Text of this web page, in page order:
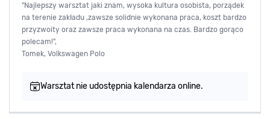
"Najlepszy warsztat jaki znam, wysoka kultura osobista, porządek
na terenie zakładu ,zawsze solidnie wykonana praca, koszt bardzo
przyzwoity oraz zawsze praca wykonana na czas. Bardzo gorąco
polecam!",
Tomek, Volkswagen Polo
Warsztat nie udostępnia kalendarza online.